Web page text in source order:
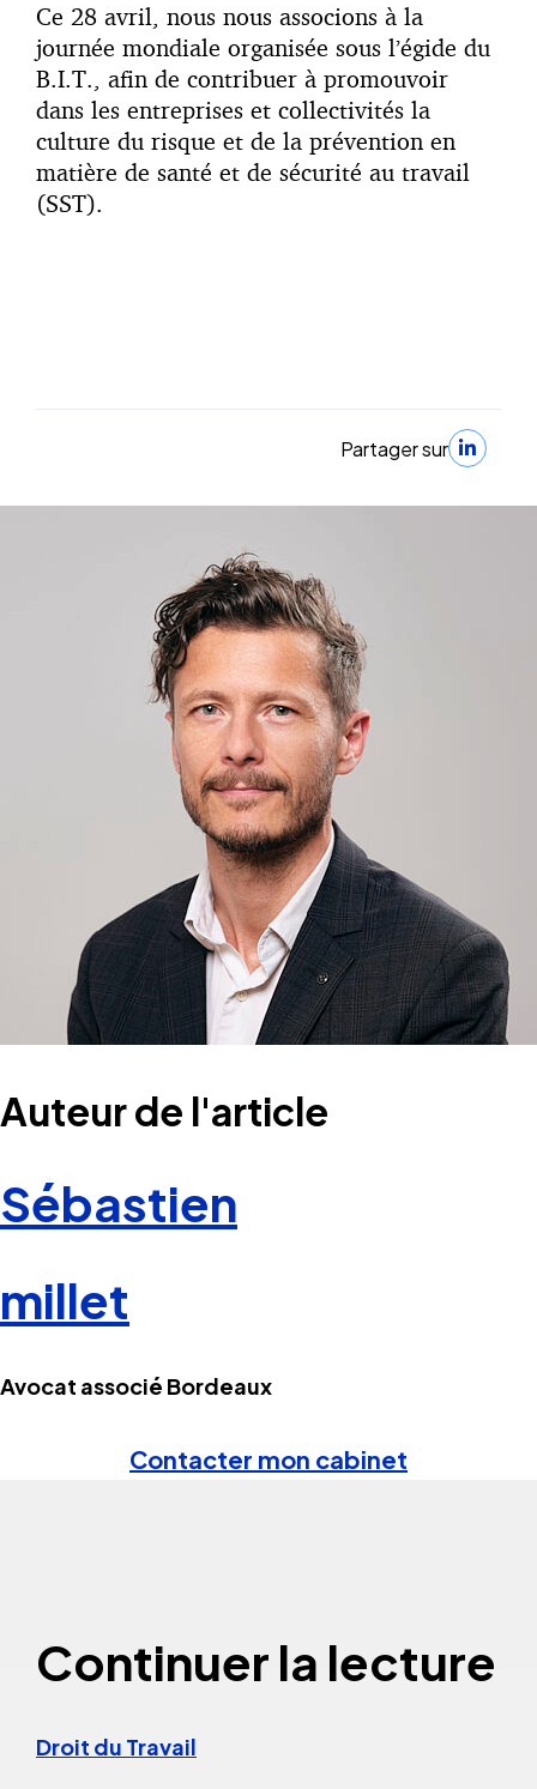
Ce 28 avril, nous nous associons à la
journée mondiale organisée sous l’égide du
B.I.T., afin de contribuer à promouvoir
dans les entreprises et collectivités la
culture du risque et de la prévention en
matière de santé et de sécurité au travail
(SST).
Partager sur
Auteur de l'article
Sébastien
millet
Avocat associé Bordeaux
Contacter mon cabinet
Continuer la lecture
Droit du Travail